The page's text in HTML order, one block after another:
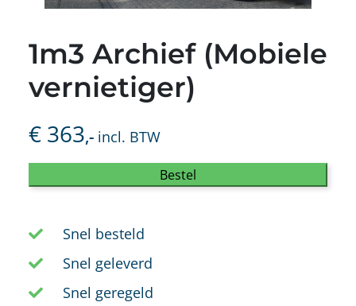
1m3 Archief (Mobiele
vernietiger)
€ 363,- incl. BTW
Bestel
Snel besteld
Snel geleverd
Snel geregeld